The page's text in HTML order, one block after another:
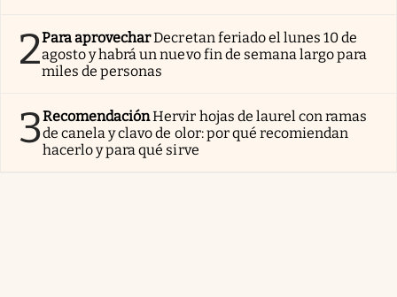
2Para aprovecharDecretan feriado el lunes 10 de
agosto y habrá un nuevo fin de semana largo para
miles de personas
3RecomendaciónHervir hojas de laurel con ramas
de canela y clavo de olor: por qué recomiendan
hacerlo y para qué sirve